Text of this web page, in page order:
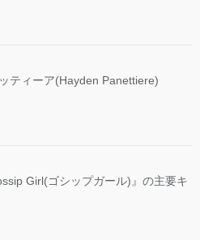
ティーア(Hayden Panettiere)
Girl(ゴシップガール)』の主要キ